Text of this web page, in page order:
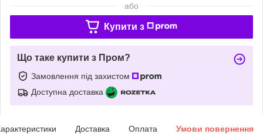
або
Купити з
Що таке купити з Пром?
Замовлення під захистом
Доступна доставка
Доставка Оплата Умови повернення